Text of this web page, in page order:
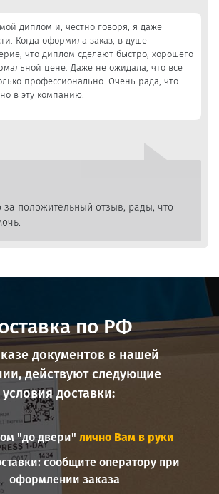
диплом и, честно говоря, я даже
Когда оформила заказ, в душе
что диплом сделают быстро, хорошего
цене. Даже не ожидала, что все
профессионально. Очень рада, что
в эту компанию.
за положительный отзыв, рады, что
по РФ
документов в нашей
действуют следующие
условия доставки:
"до двери" лично Вам в руки
сообщите оператору при
оформлении заказа